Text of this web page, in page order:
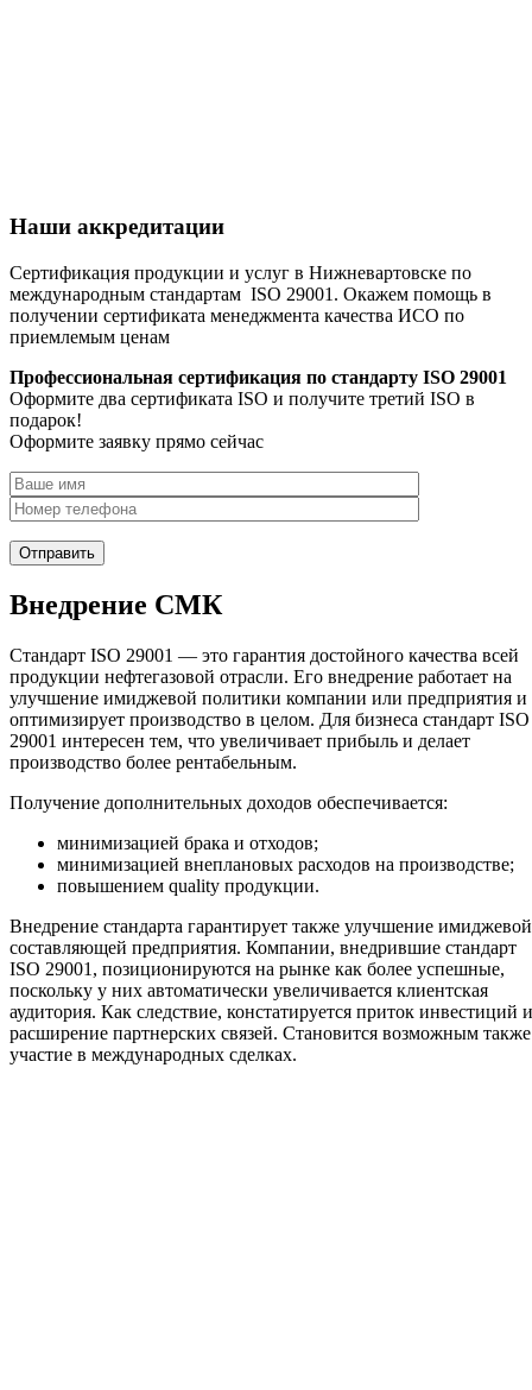
Наши аккредитации
Сертификация продукции и услуг в Нижневартовске по
международным стандартам ISO 29001. Окажем помощь в
получении сертификата менеджмента качества ИСО по
приемлемым ценам
Профессиональная сертификация по стандарту ISO 29001
Оформите два сертификата ISO и получите третий ISO в
подарок!
Оформите заявку прямо сейчас
Внедрение СМК
Стандарт ISO 29001 — это гарантия достойного качества всей
продукции нефтегазовой отрасли. Его внедрение работает на
улучшение имиджевой политики компании или предприятия и
оптимизирует производство в целом. Для бизнеса стандарт ISO
29001 интересен тем, что увеличивает прибыль и делает
производство более рентабельным.
Получение дополнительных доходов обеспечивается:
минимизацией брака и отходов;
минимизацией внеплановых расходов на производстве;
повышением quality продукции.
Внедрение стандарта гарантирует также улучшение имиджевой
составляющей предприятия. Компании, внедрившие стандарт
ISO 29001, позиционируются на рынке как более успешные,
поскольку у них автоматически увеличивается клиентская
аудитория. Как следствие, констатируется приток инвестиций и
расширение партнерских связей. Становится возможным также
участие в международных сделках.